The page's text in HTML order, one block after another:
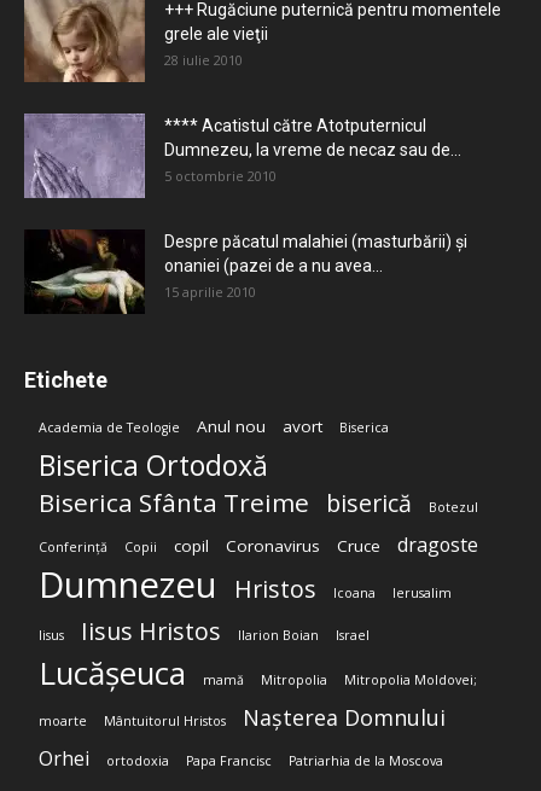
+++ Rugăciune puternică pentru momentele
grele ale vieţii
28 iulie 2010
**** Acatistul către Atotputernicul
Dumnezeu, la vreme de necaz sau de...
5 octombrie 2010
Despre păcatul malahiei (masturbării) şi
onaniei (pazei de a nu avea...
15 aprilie 2010
Etichete
Academia de Teologie Anul nou avort Biserica
Biserica Ortodoxă
Biserica Sfânta Treime biserică Botezul
Conferință Copii copil Coronavirus Cruce dragoste
Dumnezeu Hristos Icoana Ierusalim
Iisus Iisus Hristos Ilarion Boian Israel
Lucășeuca mamă Mitropolia Mitropolia Moldovei;
moarte Mântuitorul Hristos Nașterea Domnului
Orhei ortodoxia Papa Francisc Patriarhia de la Moscova